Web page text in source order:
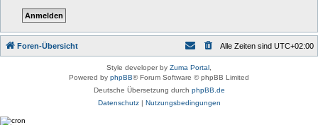
Foren-Übersicht Alle Zeiten sind UTC+02:00
Style developer by Zuma Portal,
Powered by phpBB® Forum Software © phpBB Limited
Deutsche Übersetzung durch phpBB.de
Datenschutz| Nutzungsbedingungen